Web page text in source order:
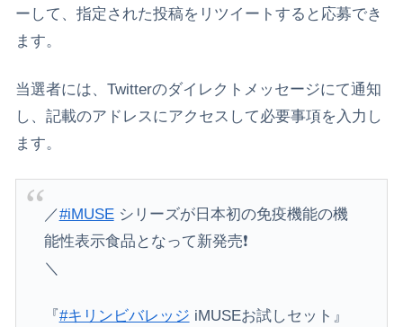
ーして、指定された投稿をリツイートすると応募でき
ます。
当選者には、Twitterのダイレクトメッセージにて通知
し、記載のアドレスにアクセスして必要事項を入力し
ます。
／#iMUSEシリーズが日本初の免疫機能の機
能性表示食品となって新発売❗️
＼
『 #キリンビバレッジ iMUSEお試しセット』